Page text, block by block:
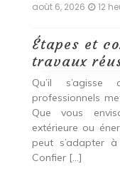
août 6, 2026 12
Étapes et
travaux
Qu’il
professionnels
Que vous
extérieure ou
peut s’adapter
Confier […]